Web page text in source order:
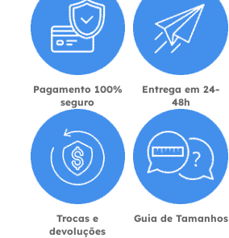
Pagamento 100%
seguro
Entrega em 24-
48h
Trocas e
devoluções
Guia de Tamanhos